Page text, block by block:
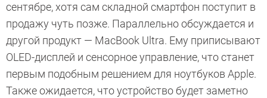
сентябре, хотя сам складной смартфон поступит в
продажу чуть позже. Параллельно обсуждается и
другой продукт — MacBook Ultra. Ему приписывают
OLED-дисплей и сенсорное управление, что станет
первым подобным решением для ноутбуков Apple.
Также ожидается, что устройство будет заметно